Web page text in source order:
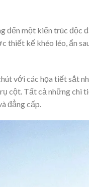
đến một kiến trúc độc
thiết kế khéo léo, ẩn
với các họa tiết sắt
cột. Tất cả những chi
đẳng cấp.